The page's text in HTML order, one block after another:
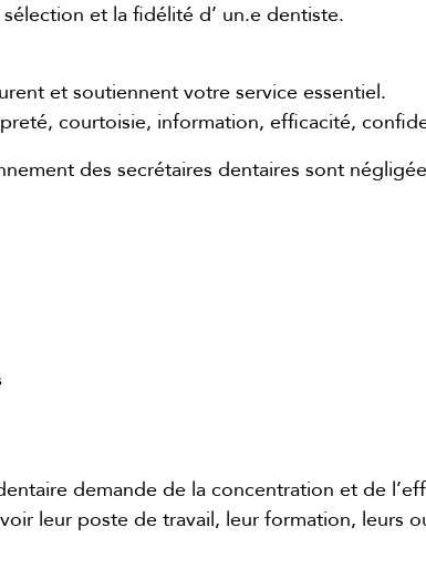
et la fidélité d’ un.e dentiste.
et soutiennent votre service essentiel.
courtoisie, information, efficacité,
des secrétaires dentaires sont
demande de la concentration et de
leur poste de travail, leur formation, leurs